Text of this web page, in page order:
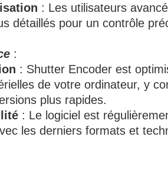
: Les utilisateurs
détaillés pour un contrôle
:
: Shutter Encoder est
de votre ordinateur, y
plus rapides.
: Le logiciel est
les derniers formats et